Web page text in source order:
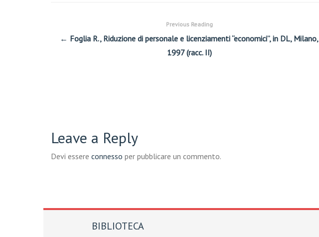
Previous Reading
← Foglia R., Riduzione di personale e licenziamenti “economici”, in DL, Milano,
1997 (racc. II)
Leave a Reply
Devi essere connesso per pubblicare un commento.
BIBLIOTECA